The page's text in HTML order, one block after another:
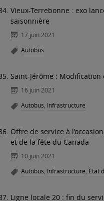
Vieux-Terrebonne : exo
saisonnière
17 juin 2021
Autobus
Saint-Jérôme :
16 juin 2021
Autobus, Infrastructure
Offre de service à
et de la fête du Canada
10 juin 2021
Autobus, Infrastructure, État
Ligne locale 20 : fin du